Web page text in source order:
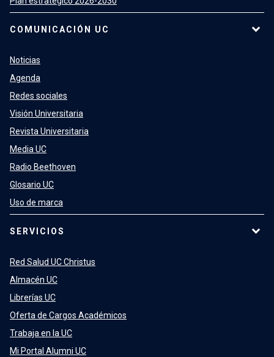
COMUNICACIÓN UC
Noticias
Agenda
Redes sociales
Visión Universitaria
Revista Universitaria
Media UC
Radio Beethoven
Glosario UC
Uso de marca
SERVICIOS
Red Salud UC Christus
Almacén UC
Librerías UC
Oferta de Cargos Académicos
Trabaja en la UC
Mi Portal Alumni UC